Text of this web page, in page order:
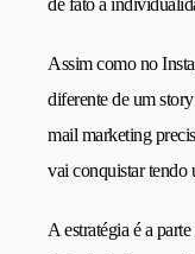
de fato a
Assim como no
diferente de um
mail marketing
vai conquistar tendo
A estratégia é a